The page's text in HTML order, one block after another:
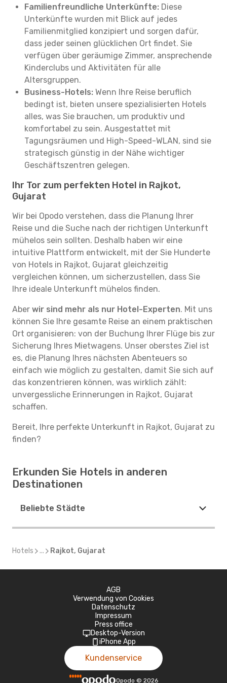
Familienfreundliche Unterkünfte: Diese
Unterkünfte wurden mit Blick auf jedes
Familienmitglied konzipiert und sorgen dafür,
dass jeder seinen glücklichen Ort findet. Sie
verfügen über geräumige Zimmer, ansprechende
Kinderclubs und Aktivitäten für alle
Altersgruppen.
Business-Hotels: Wenn Ihre Reise beruflich
bedingt ist, bieten unsere spezialisierten Hotels
alles, was Sie brauchen, um produktiv und
komfortabel zu sein. Ausgestattet mit
Tagungsräumen und High-Speed-WLAN, sind sie
strategisch günstig in der Nähe wichtiger
Geschäftszentren gelegen.
Ihr Tor zum perfekten Hotel in Rajkot,
Gujarat
Wir bei Opodo verstehen, dass die Planung Ihrer
Reise und die Suche nach der richtigen Unterkunft
mühelos sein sollten. Deshalb haben wir eine
intuitive Plattform entwickelt, mit der Sie Hunderte
von Hotels in Rajkot, Gujarat gleichzeitig
vergleichen können, um sicherzustellen, dass Sie
Ihre ideale Unterkunft mühelos finden.
Aber wir sind mehr als nur Hotel-Experten. Mit uns
können Sie Ihre gesamte Reise an einem praktischen
Ort organisieren: von der Buchung Ihrer Flüge bis zur
Sicherung Ihres Mietwagens. Unser oberstes Ziel ist
es, die Planung Ihres nächsten Abenteuers so
einfach wie möglich zu gestalten, damit Sie sich auf
das konzentrieren können, was wirklich zählt:
unvergessliche Erinnerungen in Rajkot, Gujarat
schaffen.
Bereit, Ihre perfekte Unterkunft in Rajkot, Gujarat zu
finden?
Erkunden Sie Hotels in anderen
Destinationen
Beliebte Städte
Hotels ... Rajkot, Gujarat
AGB
Verwendung von Cookies
Datenschutz
Impressum
Press office
Desktop-Version
iPhone App
Kundenservice
Opodo © 2026